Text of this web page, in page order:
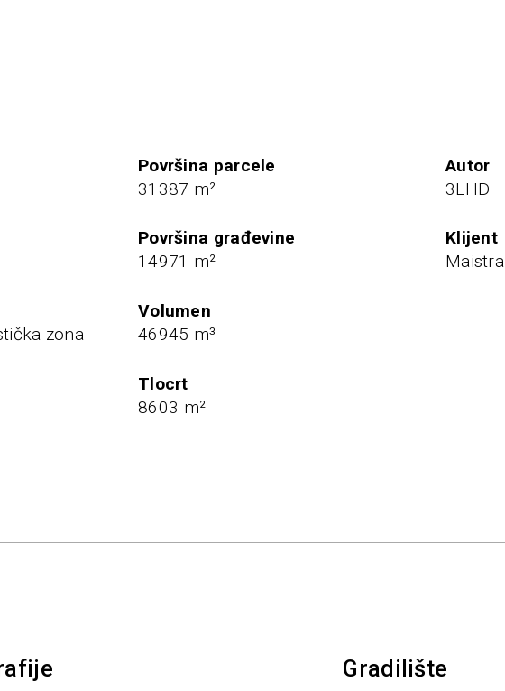
zona
Površina parcele
31387 m²
Površina građevine
14971 m²
Volumen
46945 m³
Tlocrt
8603 m²
autor
3LHD
klijent
Maistra
Gradilište